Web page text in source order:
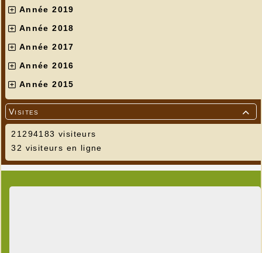
Année 2019
Année 2018
Année 2017
Année 2016
Année 2015

Visites
21294183 visiteurs
32 visiteurs en ligne